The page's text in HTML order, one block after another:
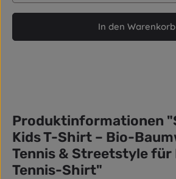
In den Warenkorb
Produktinformationen
Kids T-Shirt – Bio-
Tennis & Streetstyle für
Tennis-Shirt"